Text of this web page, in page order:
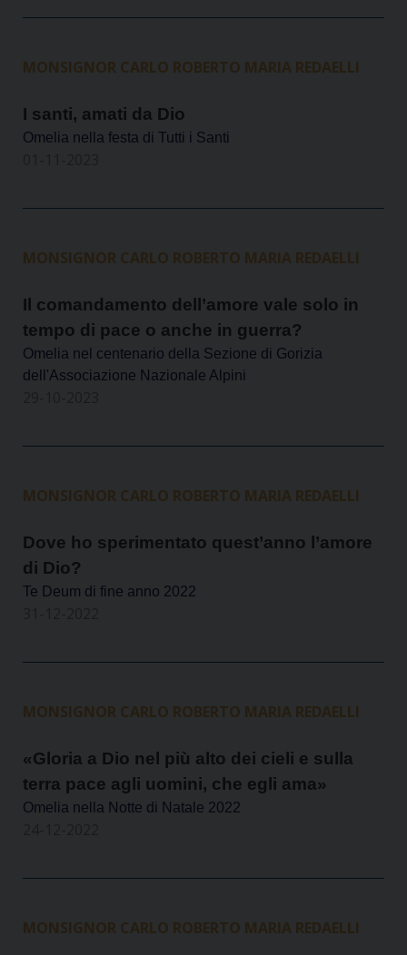
MONSIGNOR CARLO ROBERTO MARIA REDAELLI
I santi, amati da Dio
Omelia nella festa di Tutti i Santi
MONSIGNOR CARLO ROBERTO MARIA REDAELLI
Il comandamento dell’amore vale solo in
tempo di pace o anche in guerra?
Omelia nel centenario della Sezione di Gorizia
dell'Associazione Nazionale Alpini
MONSIGNOR CARLO ROBERTO MARIA REDAELLI
Dove ho sperimentato quest’anno l’amore
di Dio?
Te Deum di fine anno 2022
MONSIGNOR CARLO ROBERTO MARIA REDAELLI
«Gloria a Dio nel più alto dei cieli e sulla
terra pace agli uomini, che egli ama»
Omelia nella Notte di Natale 2022
MONSIGNOR CARLO ROBERTO MARIA REDAELLI